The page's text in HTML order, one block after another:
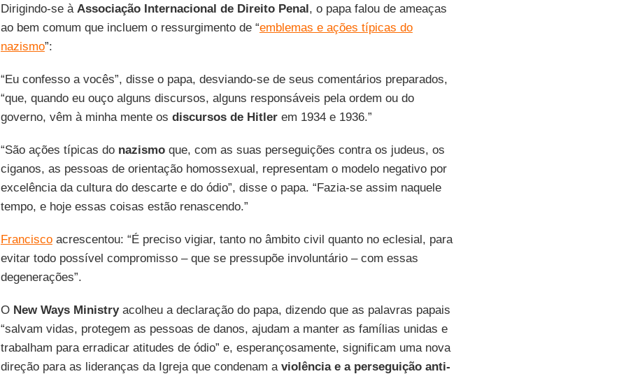
Dirigindo-se à Associação Internacional de Direito Penal, o papa falou de ameaças
ao bem comum que incluem o ressurgimento de “emblemas e ações típicas do
nazismo”:
“Eu confesso a vocês”, disse o papa, desviando-se de seus comentários preparados,
“que, quando eu ouço alguns discursos, alguns responsáveis pela ordem ou do
governo, vêm à minha mente os discursos de Hitlerem 1934 e 1936.”
“São ações típicas do nazismoque, com as suas perseguições contra os judeus, os
ciganos, as pessoas de orientação homossexual, representam o modelo negativo por
excelência da cultura do descarte e do ódio”, disse o papa. “Fazia-se assim naquele
tempo, e hoje essas coisas estão renascendo.”
Franciscoacrescentou: “É preciso vigiar, tanto no âmbito civil quanto no eclesial, para
evitar todo possível compromisso – que se pressupõe involuntário – com essas
degenerações”.
O New Ways Ministryacolheu a declaração do papa, dizendo que as palavras papais
“salvam vidas, protegem as pessoas de danos, ajudam a manter as famílias unidas e
trabalham para erradicar atitudes de ódio” e, esperançosamente, significam uma nova
direção para as lideranças da Igreja que condenam a violência e a perseguição anti-